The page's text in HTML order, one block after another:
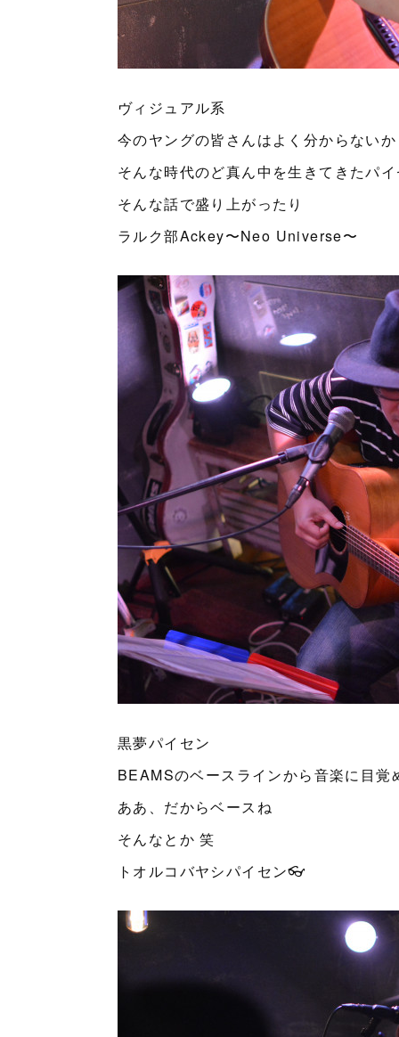
ヴィジュアル系
今のヤングの皆さんはよく分からない
そんな時代のど真ん中を生きてきたパ
そんな話で盛り上がったり
ラルク部Ackey〜Neo Universe〜
黒夢パイセン
BEAMSのベースラインから音楽に目覚
ああ、だからベースね
そんなとか 笑
トオルコバヤシパイセン👓